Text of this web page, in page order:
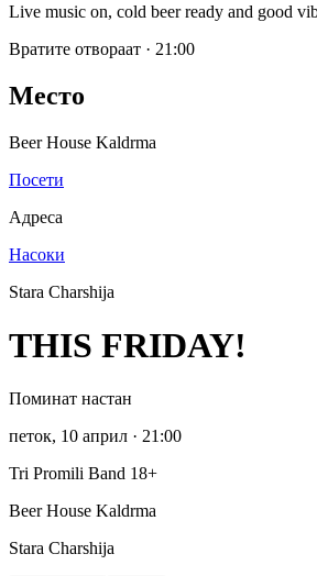
Live music on, cold beer ready and good
Вратите отвораат · 21:00
Место
Beer House Kaldrma
Посети
Адреса
Насоки
Stara Charshija
THIS FRIDAY!
Поминат настан
петок, 10 април · 21:00
Tri Promili Band 18+
Beer House Kaldrma
Stara Charshija